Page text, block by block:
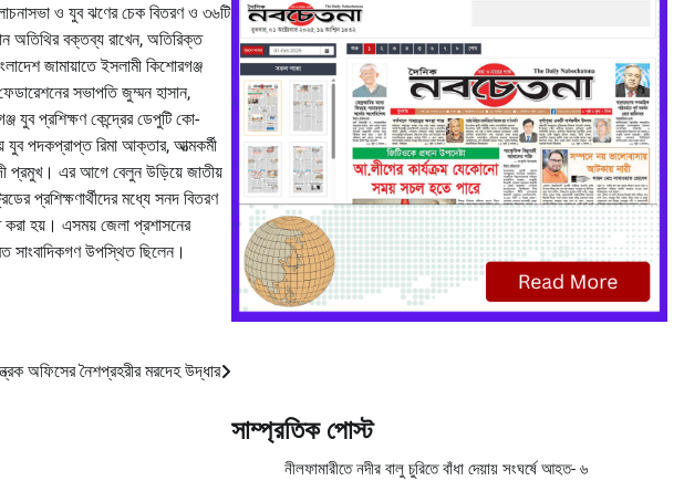
ও যুব ঝণের চেক বিতরণ ও ৩৬টি
অতিথির বক্তব্য রাখেন, অতিরিক্ত
জামায়াতে ইসলামী কিশোরগঞ্জ
সভাপতি জুম্মন হাসান,
যুব প্রশিক্ষণ কেন্দ্রের ডেপুটি কো-
যুব পদকপ্রাপ্ত রিমা আক্তার, আত্মকর্মী
প্রমুখ। এর আগে বেলুন উড়িয়ে জাতীয়
প্রশিক্ষণার্থীদের মধ্যে সনদ বিতরণ
করা হয়। এসময় জেলা প্রশাসনের
সাংবাদিকগণ উপস্থিত ছিলেন।
অফিসের নৈশপ্রহরীর মরদেহ উদ্ধার
সাম্প্রতিক পোস্ট
নীলফামারীতে নদীর বালু চুরিতে বাঁধা দেয়ায় সংঘর্ষে আহত- ৬